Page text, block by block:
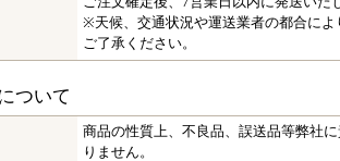
※天候、交通状況や運送業者の都合に
ご了承ください。
ついて
商品の性質上、不良品、誤送品等弊社
りません。